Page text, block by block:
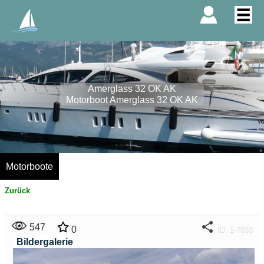
Amerglass 32 OK AK
Motorboot Amerglass 32 OK AK
Motorboote
Zurück
547 0 ID: 1-7033
Bildergalerie